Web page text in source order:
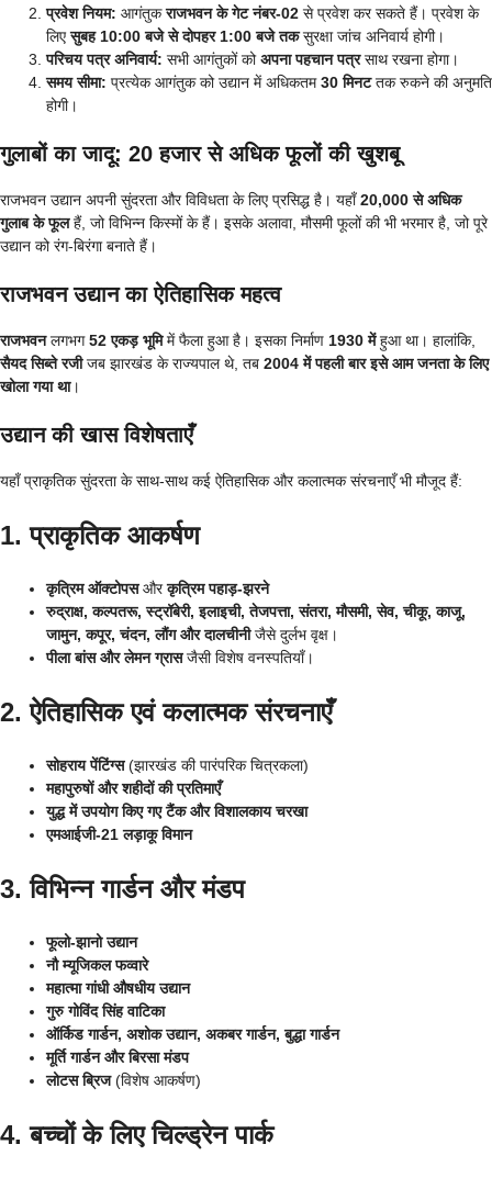
प्रवेश नियम: आगंतुकराजभवन के गेट नंबर-02 से प्रवेश कर सकते हैं। प्रवेश के
लिएसुबह 10:00 बजे से दोपहर 1:00 बजे तकसुरक्षा जांच अनिवार्य होगी।
परिचय पत्र अनिवार्य: सभी आगंतुकों कोअपना पहचान पत्रसाथ रखना होगा।
समय सीमा: प्रत्येक आगंतुक को उद्यान में अधिकतम30 मिनटतक रुकने की अनुमति
होगी।
गुलाबों का जादू: 20 हजार से अधिक फूलों की खुशबू
राजभवन उद्यान अपनी सुंदरता और विविधता के लिए प्रसिद्ध है। यहाँ20,000 से अधिक
गुलाब के फूलहैं, जो विभिन्न किस्मों के हैं। इसके अलावा, मौसमी फूलों की भी भरमार है, जो पूरे
उद्यान को रंग-बिरंगा बनाते हैं।
राजभवन उद्यान का ऐतिहासिक महत्व
राजभवनलगभग52 एकड़ भूमिमें फैला हुआ है। इसका निर्माण 1930 मेंहुआ था। हालांकि,
सैयद सिब्ते रजीजब झारखंड के राज्यपाल थे, तब 2004 में पहली बार इसे आम जनता के लिए
खोला गया था।
उद्यान की खास विशेषताएँ
यहाँ प्राकृतिक सुंदरता के साथ-साथ कई ऐतिहासिक और कलात्मक संरचनाएँ भी मौजूद हैं:
1. प्राकृतिक आकर्षण
कृत्रिम ऑक्टोपसऔरकृत्रिम पहाड़-झरने
रुद्राक्ष, कल्पतरू, स्ट्रॉबेरी, इलाइची, तेजपत्ता, संतरा, मौसमी, सेव, चीकू, काजू,
जामुन, कपूर, चंदन, लौंग और दालचीनीजैसे दुर्लभ वृक्ष।
पीला बांस और लेमन ग्रासजैसी विशेष वनस्पतियाँ।
2. ऐतिहासिक एवं कलात्मक संरचनाएँ
सोहराय पेंटिंग्स(झारखंड की पारंपरिक चित्रकला)
महापुरुषों और शहीदों की प्रतिमाएँ
युद्ध में उपयोग किए गए टैंक और विशालकाय चरखा
एमआईजी-21 लड़ाकू विमान
3. विभिन्न गार्डन और मंडप
फूलो-झानो उद्यान
नौ म्यूजिकल फव्वारे
महात्मा गांधी औषधीय उद्यान
गुरु गोविंद सिंह वाटिका
ऑर्किड गार्डन, अशोक उद्यान, अकबर गार्डन, बुद्धा गार्डन
मूर्ति गार्डन और बिरसा मंडप
लोटस ब्रिज(विशेष आकर्षण)
4. बच्चों के लिए चिल्ड्रेन पार्क